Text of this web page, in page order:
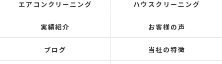
エアコンクリーニング ハウスクリーニング
実績紹介 お客様の声
ブログ 当社の特徴